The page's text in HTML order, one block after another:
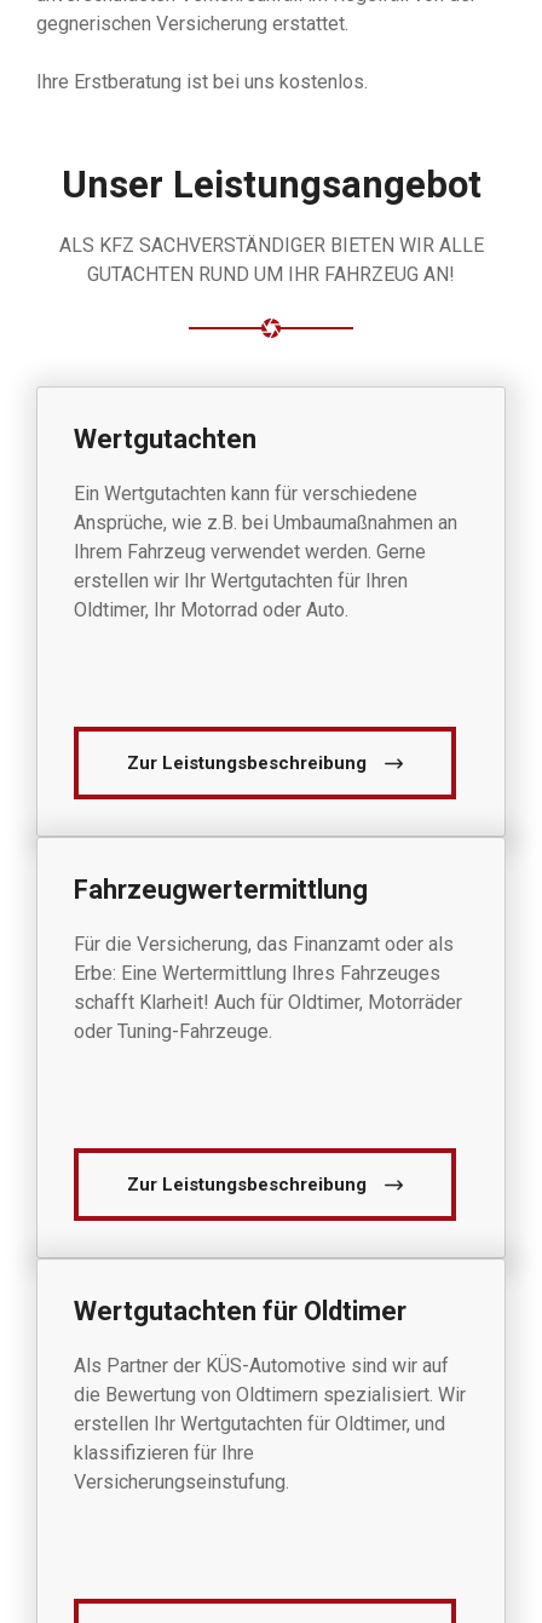
gegnerischen Versicherung erstattet.
Ihre Erstberatung ist bei uns kostenlos.
Unser Leistungsangebot
ALS KFZ SACHVERSTÄNDIGER BIETEN WIR ALLE
GUTACHTEN RUND UM IHR FAHRZEUG AN!
Wertgutachten
Ein Wertgutachten kann für verschiedene
Ansprüche, wie z.B. bei Umbaumaßnahmen an
Ihrem Fahrzeug verwendet werden. Gerne
erstellen wir Ihr Wertgutachten für Ihren
Oldtimer, Ihr Motorrad oder Auto.
Zur Leistungsbeschreibung
Fahrzeugwertermittlung
Für die Versicherung, das Finanzamt oder als
Erbe: Eine Wertermittlung Ihres Fahrzeuges
schafft Klarheit! Auch für Oldtimer, Motorräder
oder Tuning-Fahrzeuge.
Zur Leistungsbeschreibung
Wertgutachten für Oldtimer
Als Partner der KÜS-Automotive sind wir auf
die Bewertung von Oldtimern spezialisiert. Wir
erstellen Ihr Wertgutachten für Oldtimer, und
klassifizieren für Ihre
Versicherungseinstufung.